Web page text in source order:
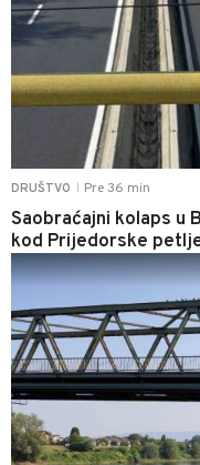
DRUŠTVO Pre 36 min
Saobraćajni kolaps u
kod Prijedorske